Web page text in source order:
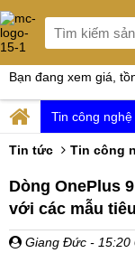
Bạn đang xem giá,
Tin công nghệ
Tin tức Tin công
Dòng OnePlus
với các mẫu
Giang Đức - 15:20